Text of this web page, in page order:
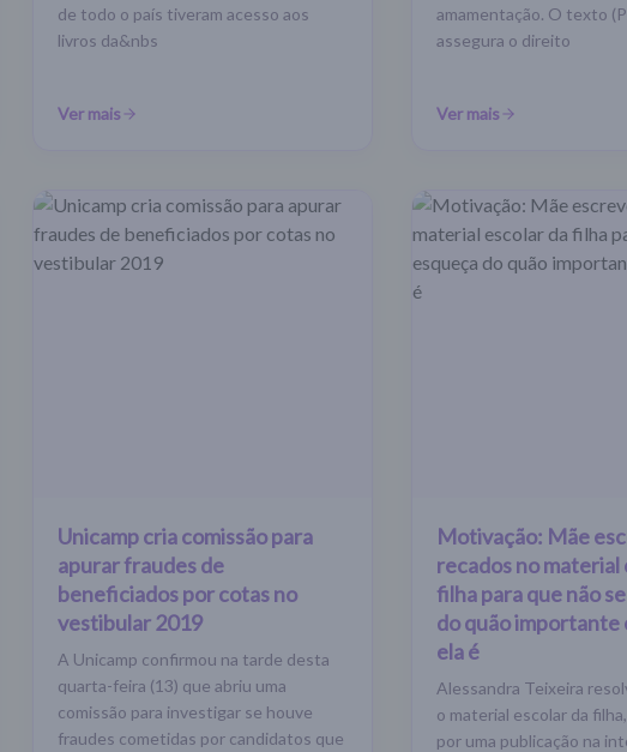
de todo o país tiveram acesso aos
livros da&nbs
Ver mais
amamentação. O texto
assegura o direito
Ver mais
Unicamp cria comissão para
apurar fraudes de
beneficiados por cotas no
vestibular 2019
A Unicamp confirmou na tarde desta
quarta-feira (13) que abriu uma
comissão para investigar se houve
fraudes cometidas por candidatos que
Motivação: Mãe
recados no material
filha para que não
do quão importante
ela é
Alessandra Teixeira
o material escolar da
por uma publicação na